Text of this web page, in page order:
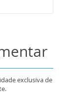
exclusiva de